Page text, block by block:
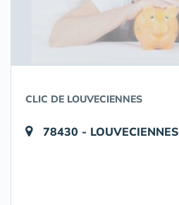
CLIC DE LOUVECIENNES
78430 - LOUVECIENNES